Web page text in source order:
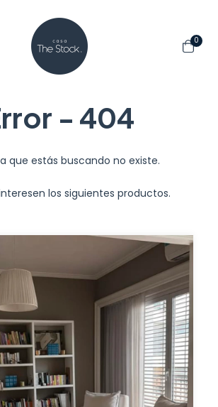
0
- 404
que estás buscando no existe.
los siguientes productos.